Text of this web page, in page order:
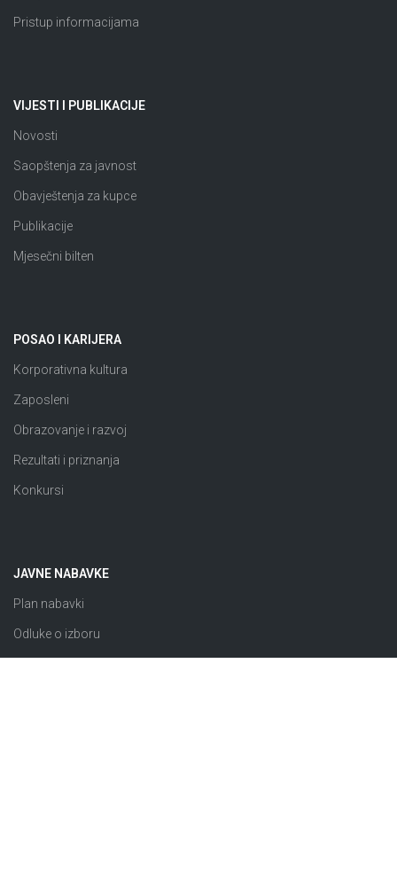
Pristup informacijama
VIJESTI I PUBLIKACIJE
Novosti
Saopštenja za javnost
Obavještenja za kupce
Publikacije
Mjesečni bilten
POSAO I KARIJERA
Korporativna kultura
Zaposleni
Obrazovanje i razvoj
Rezultati i priznanja
Konkursi
JAVNE NABAVKE
Plan nabavki
Odluke o izboru